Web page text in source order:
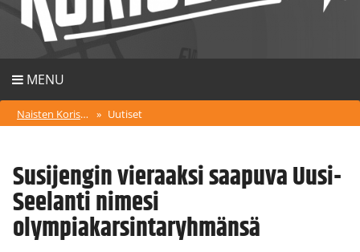
MENU
Naisten Korisliiga » Uutiset
Susijengin vieraaksi saapuva Uusi-
Seelanti nimesi
olympiakarsintaryhmänsä